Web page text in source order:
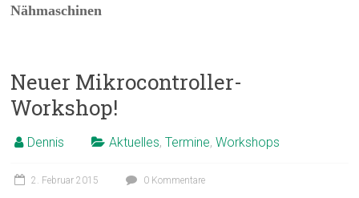
Nähmaschinen
Neuer Mikrocontroller-
Workshop!
Dennis Aktuelles,Termine,Workshops
2. Februar 2015 0 Kommentare